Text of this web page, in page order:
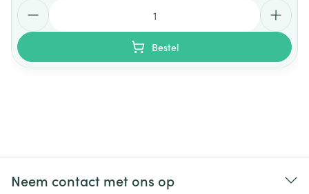
Bestel
Neem contact met ons op